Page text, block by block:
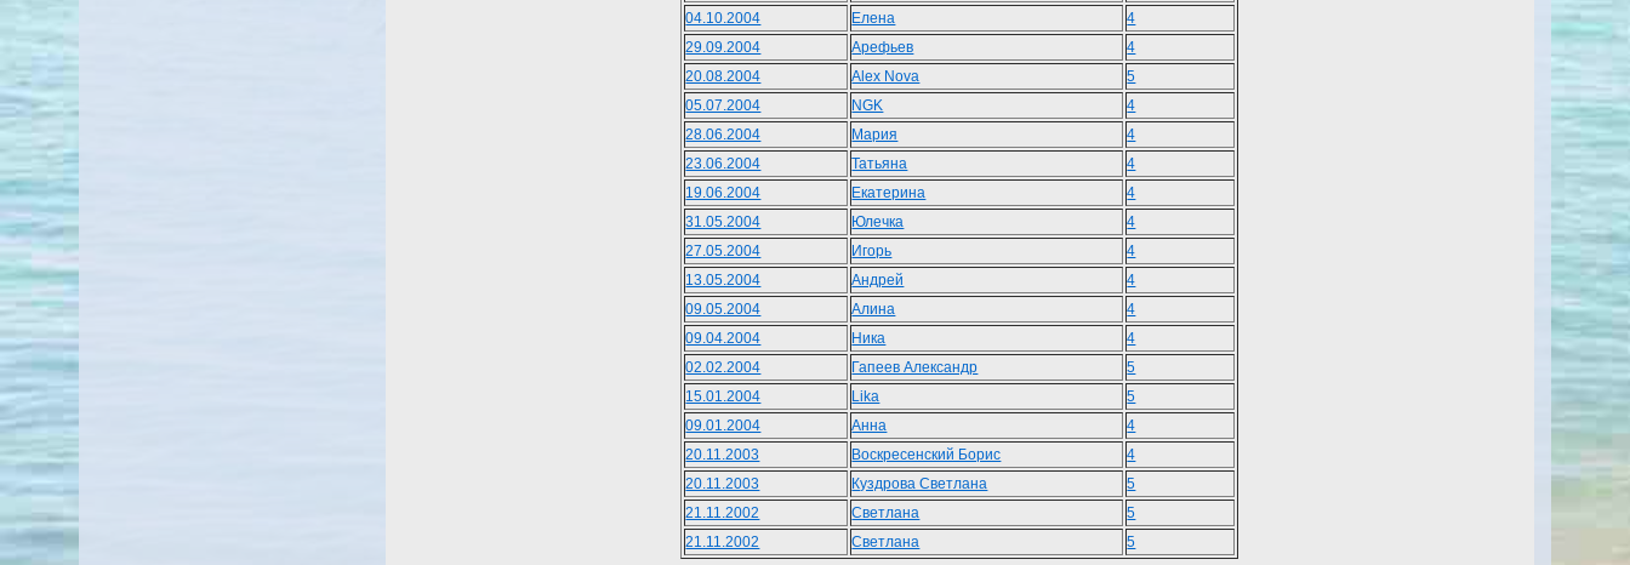
04.10.2004
Елена
4
29.09.2004
Арефьев
4
20.08.2004
Alex Nova
5
05.07.2004
NGK
4
28.06.2004
Мария
4
23.06.2004
Татьяна
4
19.06.2004
Екатерина
4
31.05.2004
Юлечка
4
27.05.2004
Игорь
4
13.05.2004
Андрей
4
09.05.2004
Алина
4
09.04.2004
Ника
4
02.02.2004
Гапеев Александр
5
15.01.2004
Lika
5
09.01.2004
Анна
4
20.11.2003
Воскресенский Борис
4
20.11.2003
Куздрова Светлана
5
21.11.2002
Светлана
5
21.11.2002
Светлана 5